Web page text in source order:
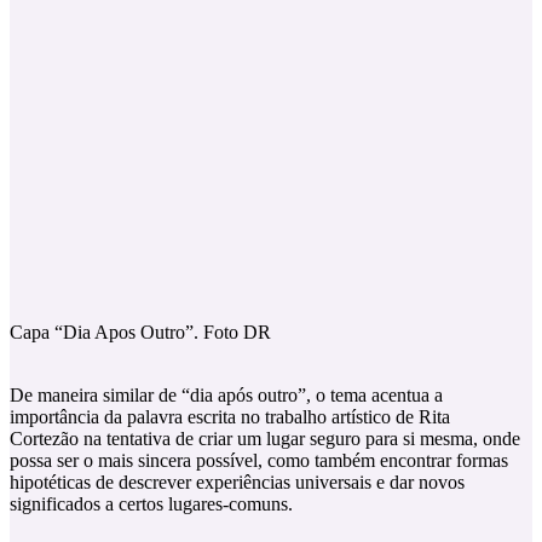
Capa “Dia Apos Outro”. Foto DR
De maneira similar de “dia após outro”, o tema acentua a
importância da palavra escrita no trabalho artístico de Rita
Cortezão na tentativa de criar um lugar seguro para si mesma, onde
possa ser o mais sincera possível, como também encontrar formas
hipotéticas de descrever experiências universais e dar novos
significados a certos lugares-comuns.